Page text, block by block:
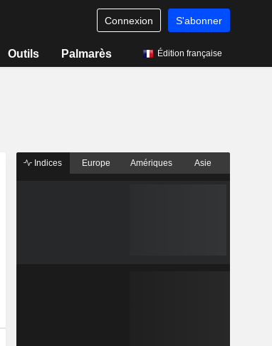
Connexion S'abonner
Outils Palmarès Édition française
Indices Europe Amériques Asie